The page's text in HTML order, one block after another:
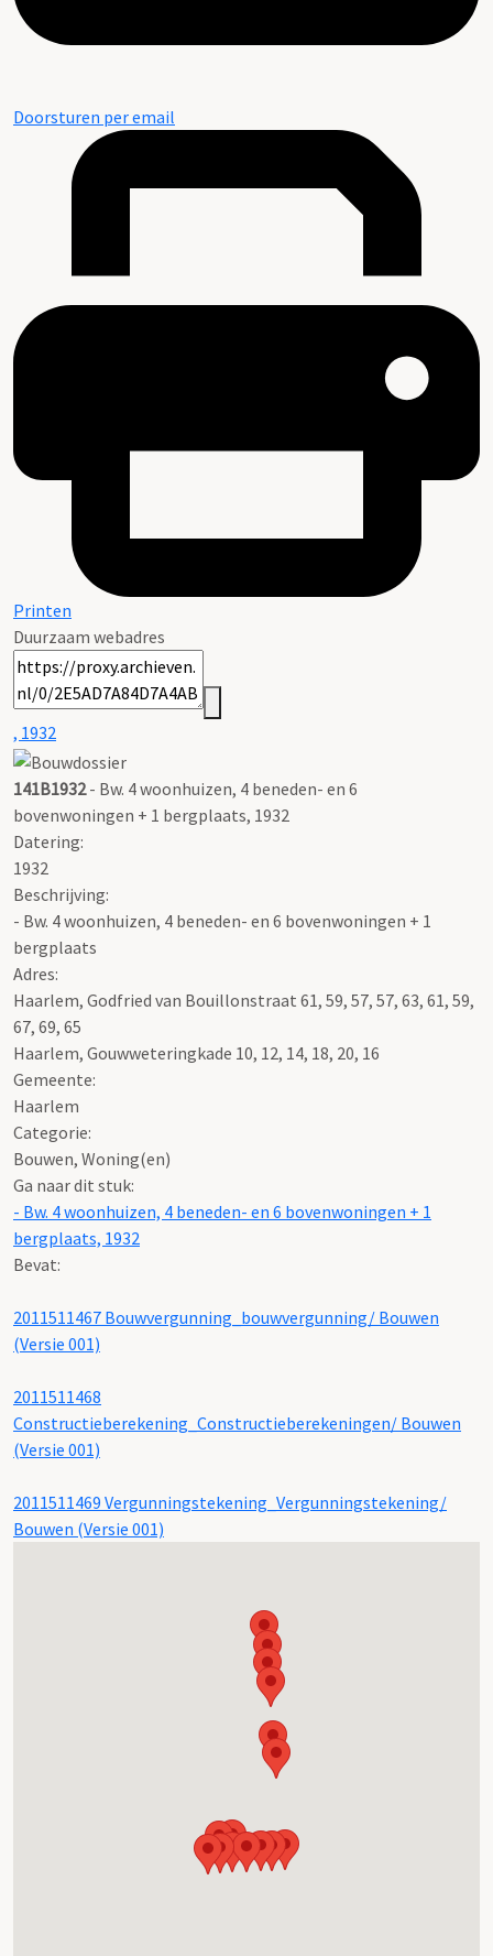
Doorsturen per email
Printen
Duurzaam webadres
, 1932
141B1932- Bw. 4 woonhuizen, 4 beneden- en 6
bovenwoningen + 1 bergplaats, 1932
Datering:
1932
Beschrijving:
- Bw. 4 woonhuizen, 4 beneden- en 6 bovenwoningen + 1
bergplaats
Adres:
Haarlem, Godfried van Bouillonstraat 61, 59, 57, 57, 63, 61, 59,
67, 69, 65
Haarlem, Gouwweteringkade 10, 12, 14, 18, 20, 16
Gemeente:
Haarlem
Categorie:
Bouwen, Woning(en)
Ga naar dit stuk:
- Bw. 4 woonhuizen, 4 beneden- en 6 bovenwoningen + 1
bergplaats, 1932
Bevat:
2011511467 Bouwvergunning_bouwvergunning/ Bouwen
(Versie 001)
2011511468
Constructieberekening_Constructieberekeningen/ Bouwen
(Versie 001)
2011511469 Vergunningstekening_Vergunningstekening/
Bouwen (Versie 001)